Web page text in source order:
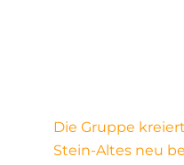
Die Gruppe
Stein-Altes neu